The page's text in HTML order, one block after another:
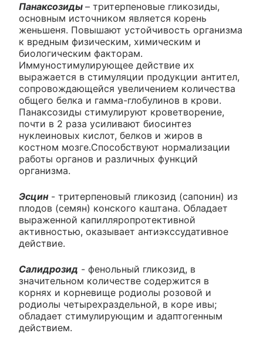
Панаксозиды – тритерпеновые гликозиды,
основным источником является корень
женьшеня. Повышают устойчивость организма
к вредным физическим, химическим и
биологическим факторам.
Иммуностимулирующее действие их
выражается в стимуляции продукции антител,
сопровождающейся увеличением количества
общего белка и гамма-глобулинов в крови.
Панаксозиды стимулируют кроветворение,
почти в 2 раза усиливают биосинтез
нуклеиновых кислот, белков и жиров в
костном мозге.Способствуют нормализации
работы органов и различных функций
организма.
Эсцин- тритерпеновый гликозид (сапонин) из
плодов (семян) конского каштана. Обладает
выраженной капилляропротективной
активностью, оказывает антиэкссудативное
действие.
Салидрозид - фенольный гликозид, в
значительном количестве содержится в
корнях и корневище родиолы розовой и
родиолы четырехраздельной, в коре ивы;
обладает стимулирующим и адаптогенным
действием.